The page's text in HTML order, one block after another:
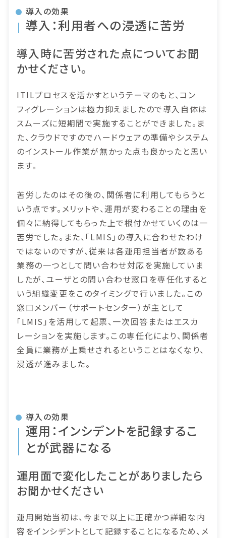
導入の効果
導入：利用者への浸透に苦労
導入時に苦労された点についてお聞
かせください。
ITILプロセスを活かすというテーマのもと、コン
フィグレーションは極力抑えましたので導入自体は
スムーズに短期間で実施することができました。ま
た、クラウドですのでハードウェアの準備やシステム
のインストール作業が無かった点も良かったと思い
ます。
苦労したのはその後の、関係者に利用してもらうと
いう点です。メリットや、運用が変わることの理由を
個々に納得してもらった上で根付かせていくのは一
苦労でした。また、「LMIS」の導入に合わせたわけ
ではないのですが、従来は各運用担当者が数ある
業務の一つとして問い合わせ対応を実施していま
したが、ユーザとの問い合わせ窓口を専任化すると
いう組織変更をこのタイミングで行いました。この
窓口メンバー（サポートセンター）が主として
「LMIS」を活用して起票、一次回答またはエスカ
レーションを実施します。この専任化により、関係者
全員に業務が上乗せされるということはなくなり、
浸透が進みました。
導入の効果
運用：インシデントを記録するこ
とが武器になる
運用面で変化したことがありましたら
お聞かせください
運用開始当初は、今まで以上に正確かつ詳細な内
容をインシデントとして記録することになるため、メ